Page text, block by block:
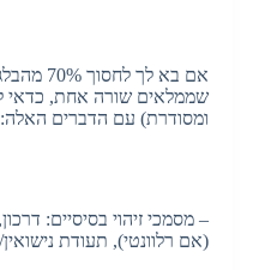
אם בא לך
שממלאים שורה אחת, כדאי
ומסודרת) עם הדברים האלה:
– מסמכי זיהוי בסיסיים:
(אם רלוונטי), תעודת נישואין/